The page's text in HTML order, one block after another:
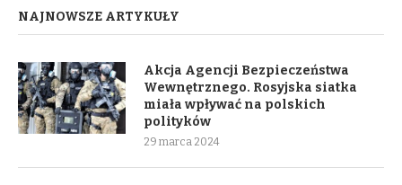
NAJNOWSZE ARTYKUŁY
Akcja Agencji Bezpieczeństwa
Wewnętrznego. Rosyjska siatka
miała wpływać na polskich
polityków
29 marca 2024